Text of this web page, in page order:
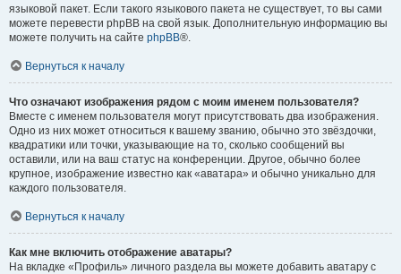
языковой пакет. Если такого языкового пакета не существует, то вы сами
можете перевести phpBB на свой язык. Дополнительную информацию вы
можете получить на сайте phpBB®.
Вернуться к началу
Что означают изображения рядом с моим именем пользователя?
Вместе с именем пользователя могут присутствовать два изображения.
Одно из них может относиться к вашему званию, обычно это звёздочки,
квадратики или точки, указывающие на то, сколько сообщений вы
оставили, или на ваш статус на конференции. Другое, обычно более
крупное, изображение известно как «аватара» и обычно уникально для
каждого пользователя.
Вернуться к началу
Как мне включить отображение аватары?
На вкладке «Профиль» личного раздела вы можете добавить аватару с